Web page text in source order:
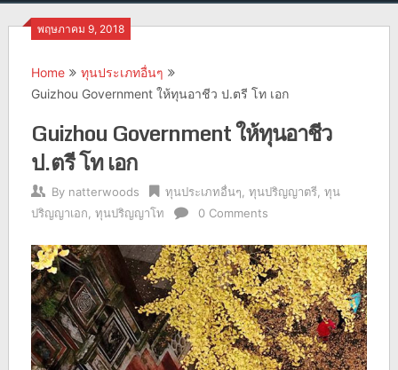
พฤษภาคม 9, 2018
Home
ทุนประเภทอื่นๆ
Guizhou Government ให้ทุนอาชีว ป.ตรี โท เอก
Guizhou Government ให้ทุนอาชีว
ป.ตรี โท เอก
By natterwoods ทุนประเภทอื่นๆ ทุนปริญญาตรี, ทุน
ปริญญาเอก ทุนปริญญาโท 0 Comments